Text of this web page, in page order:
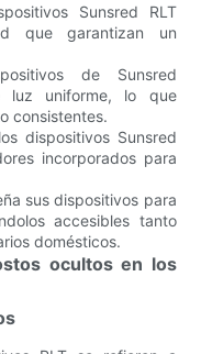
Sunsred RLT
que garantizan un
de Sunsred
luz uniforme, lo que
consistentes.
los dispositivos Sunsred
incorporados para
sus dispositivos para
accesibles tanto
domésticos.
ocultos en los